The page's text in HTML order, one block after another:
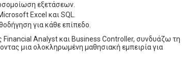
εξετάσεων.
Excel και SQL.
για κάθε επίπεδο.
Financial Analyst και Business Controller, συνδυάζω τη
μια ολοκληρωμένη μαθησιακή εμπειρία για